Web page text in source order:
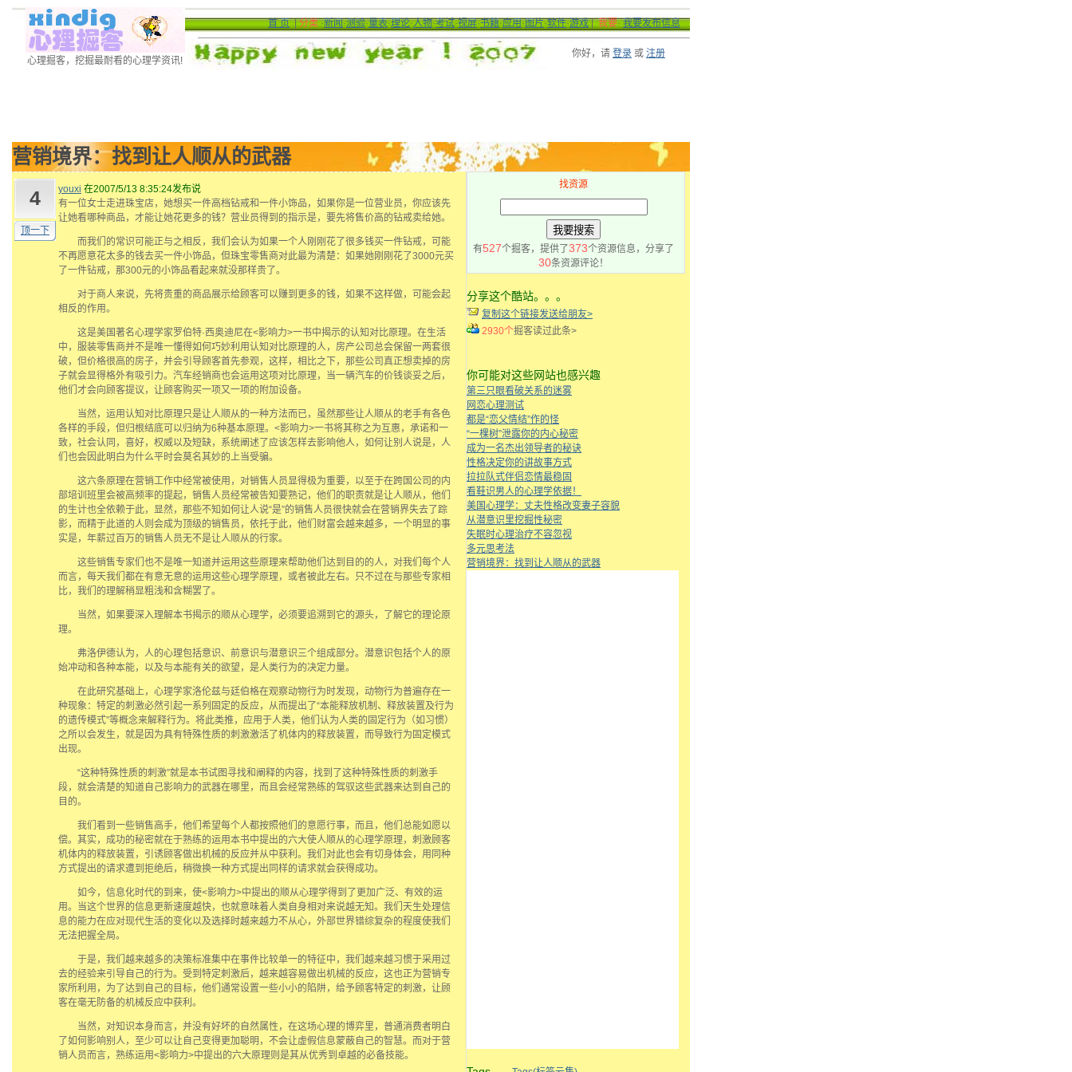
心理掘客，挖掘最耐看的心理学资讯!
首 页|分类·新闻·测验·量表·理论·人物·考试·视屏·书籍·应用·图片·软件·游戏|我要·我要发布信息
你好，请 登录 或 注册
营销境界：找到让人顺从的武器
4
顶一下
youxi 在2007/5/13 8:35:24发布说
有一位女士走进珠宝店，她想买一件高档钻戒和一件小饰品，如果你是一位营业员，你应该先
让她看哪种商品，才能让她花更多的钱？营业员得到的指示是，要先将售价高的钻戒卖给她。
而我们的常识可能正与之相反，我们会认为如果一个人刚刚花了很多钱买一件钻戒，可能
不再愿意花太多的钱去买一件小饰品，但珠宝零售商对此最为清楚：如果她刚刚花了3000元买
了一件钻戒，那300元的小饰品看起来就没那样贵了。
对于商人来说，先将贵重的商品展示给顾客可以赚到更多的钱，如果不这样做，可能会起
相反的作用。
这是美国著名心理学家罗伯特·西奥迪尼在<影响力>一书中揭示的认知对比原理。在生活
中，服装零售商并不是唯一懂得如何巧妙利用认知对比原理的人，房产公司总会保留一两套很
破，但价格很高的房子，并会引导顾客首先参观，这样，相比之下，那些公司真正想卖掉的房
子就会显得格外有吸引力。汽车经销商也会运用这项对比原理，当一辆汽车的价钱谈妥之后，
他们才会向顾客提议，让顾客购买一项又一项的附加设备。
当然，运用认知对比原理只是让人顺从的一种方法而已，虽然那些让人顺从的老手有各色
各样的手段，但归根结底可以归纳为6种基本原理。<影响力>一书将其称之为互惠，承诺和一
致，社会认同，喜好，权威以及短缺，系统阐述了应该怎样去影响他人，如何让别人说是，人
们也会因此明白为什么平时会莫名其妙的上当受骗。
这六条原理在营销工作中经常被使用，对销售人员显得极为重要，以至于在跨国公司的内
部培训班里会被高频率的提起，销售人员经常被告知要熟记，他们的职责就是让人顺从，他们
的生计也全依赖于此，显然，那些不知如何让人说“是”的销售人员很快就会在营销界失去了踪
影，而精于此道的人则会成为顶级的销售员，依托于此，他们财富会越来越多，一个明显的事
实是，年薪过百万的销售人员无不是让人顺从的行家。
这些销售专家们也不是唯一知道并运用这些原理来帮助他们达到目的的人，对我们每个人
而言，每天我们都在有意无意的运用这些心理学原理，或者被此左右。只不过在与那些专家相
比，我们的理解稍显粗浅和含糊罢了。
当然，如果要深入理解本书揭示的顺从心理学，必须要追溯到它的源头，了解它的理论原
理。
弗洛伊德认为，人的心理包括意识、前意识与潜意识三个组成部分。潜意识包括个人的原
始冲动和各种本能，以及与本能有关的欲望，是人类行为的决定力量。
在此研究基础上，心理学家洛伦兹与廷伯格在观察动物行为时发现，动物行为普遍存在一
种现象：特定的刺激必然引起一系列固定的反应，从而提出了“本能释放机制、释放装置及行为
的遗传模式”等概念来解释行为。将此类推，应用于人类，他们认为人类的固定行为（如习惯）
之所以会发生，就是因为具有特殊性质的刺激激活了机体内的释放装置，而导致行为固定模式
出现。
“这种特殊性质的刺激”就是本书试图寻找和阐释的内容，找到了这种特殊性质的刺激手
段，就会清楚的知道自己影响力的武器在哪里，而且会经常熟练的驾驭这些武器来达到自己的
目的。
我们看到一些销售高手，他们希望每个人都按照他们的意愿行事，而且，他们总能如愿以
偿。其实，成功的秘密就在于熟练的运用本书中提出的六大使人顺从的心理学原理，刺激顾客
机体内的释放装置，引诱顾客做出机械的反应并从中获利。我们对此也会有切身体会，用同种
方式提出的请求遭到拒绝后，稍微换一种方式提出同样的请求就会获得成功。
如今，信息化时代的到来，使<影响力>中提出的顺从心理学得到了更加广泛、有效的运
用。当这个世界的信息更新速度越快，也就意味着人类自身相对来说越无知。我们天生处理信
息的能力在应对现代生活的变化以及选择时越来越力不从心，外部世界错综复杂的程度使我们
无法把握全局。
于是，我们越来越多的决策标准集中在事件比较单一的特征中，我们越来越习惯于采用过
去的经验来引导自己的行为。受到特定刺激后，越来越容易做出机械的反应，这也正为营销专
家所利用，为了达到自己的目标，他们通常设置一些小小的陷阱，给予顾客特定的刺激，让顾
客在毫无防备的机械反应中获利。
当然，对知识本身而言，并没有好坏的自然属性，在这场心理的博弈里，普通消费者明白
了如何影响别人，至少可以让自己变得更加聪明，不会让虚假信息蒙蔽自己的智慧。而对于营
销人员而言，熟练运用<影响力>中提出的六大原理则是其从优秀到卓越的必备技能。
找资源
有527个掘客，提供了373个资源信息，分享了
30条资源评论！
分享这个酷站。。。
复制这个链接发送给朋友>
2930个掘客读过此条>
你可能对这些网站也感兴趣
第三只眼看破关系的迷雾
网恋心理测试
都是“恋父情结”作的怪
“一棵树”泄露你的内心秘密
成为一名杰出领导者的秘诀
性格决定你的讲故事方式
拉拉队式伴侣恋情最稳固
看鞋识男人的心理学依据！
美国心理学：丈夫性格改变妻子容貌
从潜意识里挖掘性秘密
失眠时心理治疗不容忽视
多元思考法
营销境界：找到让人顺从的武器